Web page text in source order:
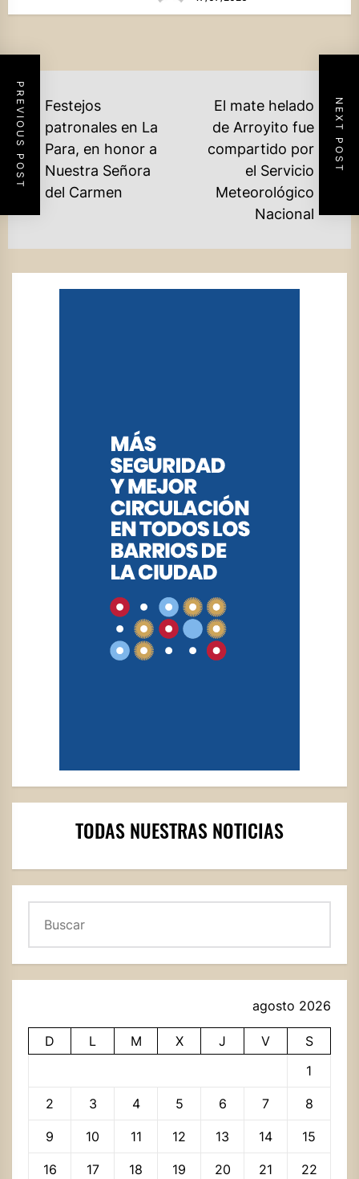
PREVIOUS POST NEXT POST
NAVEGACIÓN
DE
ENTRADAS
Previous
post:
Festejos
patronales en La
Para, en honor a
Nuestra Señora
del Carmen
El mate helado
de Arroyito fue
compartido por
el Servicio
Meteorológico
Nacional
TODAS NUESTRAS NOTICIAS
agosto 2026
D L M X J V
S
1
2 3 4 5 6 7 8
9 10 11 12 13 14 15
16 17 18 19 20 21 22